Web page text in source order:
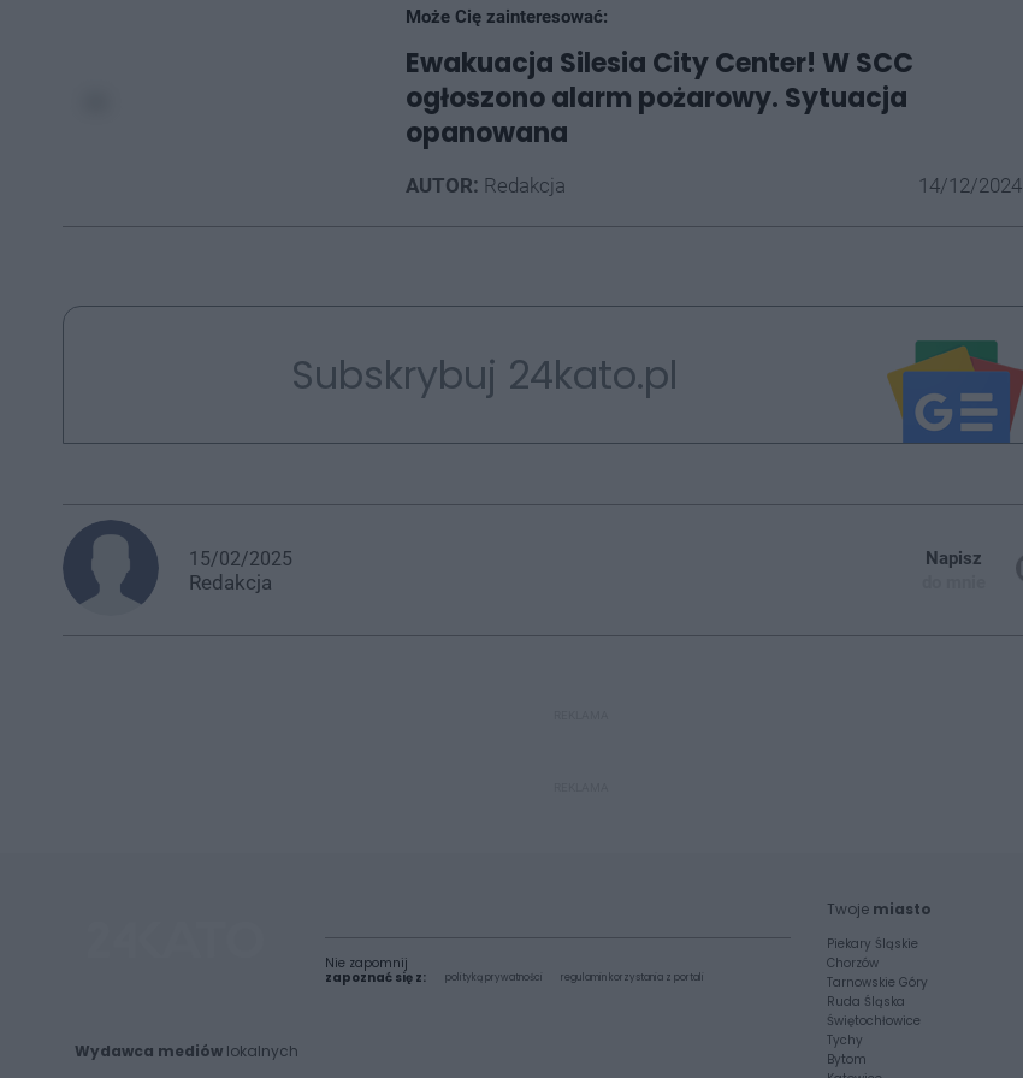
Może Cię zainteresować:
Ewakuacja Silesia City Center! W SCC
ogłoszono alarm pożarowy. Sytuacja
opanowana
AUTOR: Redakcja 14/12/2024
Subskrybuj 24kato.pl
15/02/2025
Redakcja
Napisz
Wydawca mediów lokalnych
Nie zapomnij
zapoznać się z:
polityką prywatności regulamin korzystania z portali
Twoje miasto
Piekary Śląskie
Chorzów
Tarnowskie Góry
Ruda Śląska
Świętochłowice
Tychy
Bytom